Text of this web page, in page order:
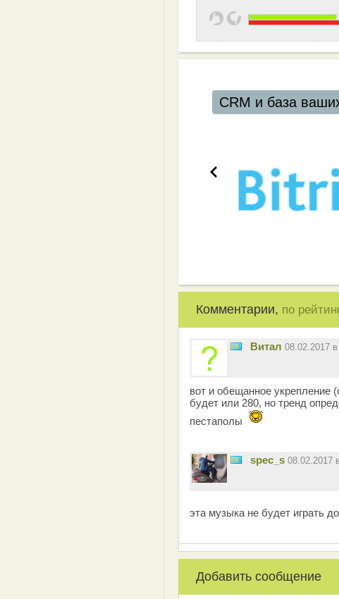
CRM и база ваших клиентов
Комментарии, по
Витал 08.02.2017
вот и обещанное укрепление
будет или 280, но тренд
пестаполы
spec_s 08.02.2017
эта музыка не будет играть
Добавить сообщение